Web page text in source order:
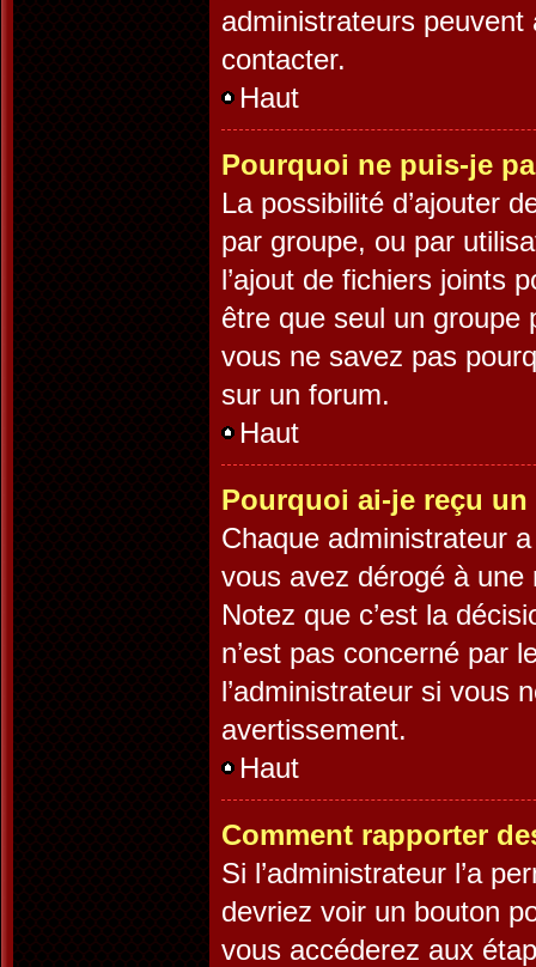
administrateurs
contacter.
Haut
Pourquoi ne puis-je
La possibilité d’ajouter
par groupe, ou par
l’ajout de fichiers joints
être que seul un groupe
vous ne savez pas
sur un forum.
Haut
Pourquoi ai-je reçu
Chaque administrateur
vous avez dérogé à
Notez que c’est la
n’est pas concerné par
l’administrateur si vous
avertissement.
Haut
Comment rapporter
Si l’administrateur l’a
devriez voir un bouton
vous accéderez aux